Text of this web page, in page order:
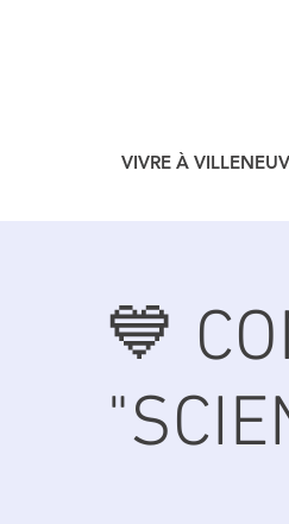
VIVRE À
💙